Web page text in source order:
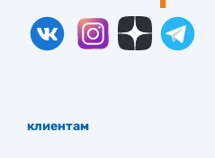
клиентам